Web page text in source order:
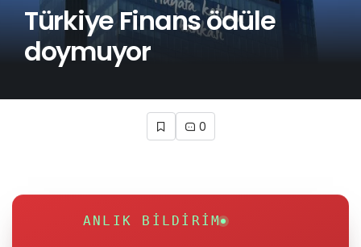
Türkiye Finans ödüle
doymuyor
0
ANLIK BILDIRIM